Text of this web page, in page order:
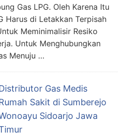
Gas LPG. Oleh Karena Itu
Harus di Letakkan Terpisah
Meminimalisir Resiko
Untuk Menghubungkan
Menuju …
Gas Medis
Sakit di Sumberejo
Sidoarjo Jawa